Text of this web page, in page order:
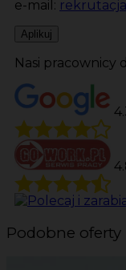
e-mail:
Aplikuj
Nasi pracownicy
Podobne oferty